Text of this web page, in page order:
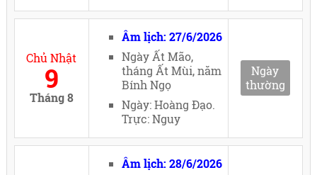
Chủ Nhật
9
Tháng 8
Âm lịch: 27/6/2026
Ngày Ất Mão,
tháng Ất Mùi, năm
Bính Ngọ
Ngày: Hoàng Đạo.
Trực: Nguy
Ngày
thường
Âm lịch: 28/6/2026